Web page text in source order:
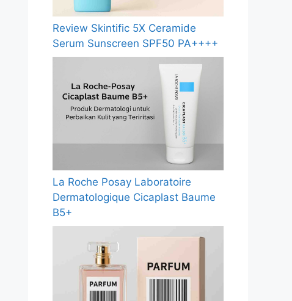
Review Skintific 5X Ceramide
Serum Sunscreen SPF50 PA++++
La Roche Posay Laboratoire
Dermatologique Cicaplast Baume
B5+